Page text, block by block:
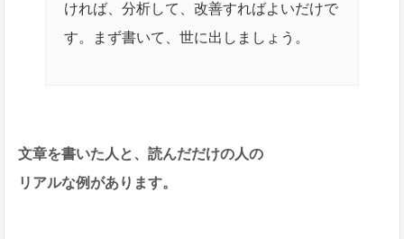
ければ、分析して、改善すればよいだけで
す。まず書いて、世に出しましょう。
文章を書いた人と、読んだだけの人の
リアルな例があります。